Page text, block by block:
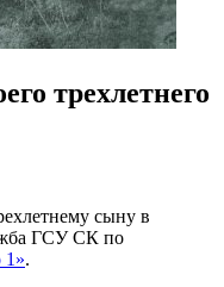
трехлетнего
сыну в
ГСУ СК по
1».